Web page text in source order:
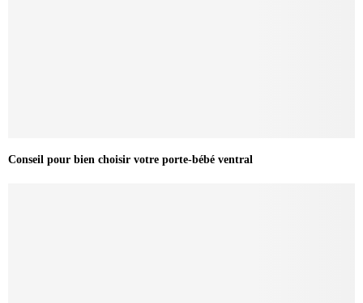
Conseil pour bien choisir votre porte-bébé ventral